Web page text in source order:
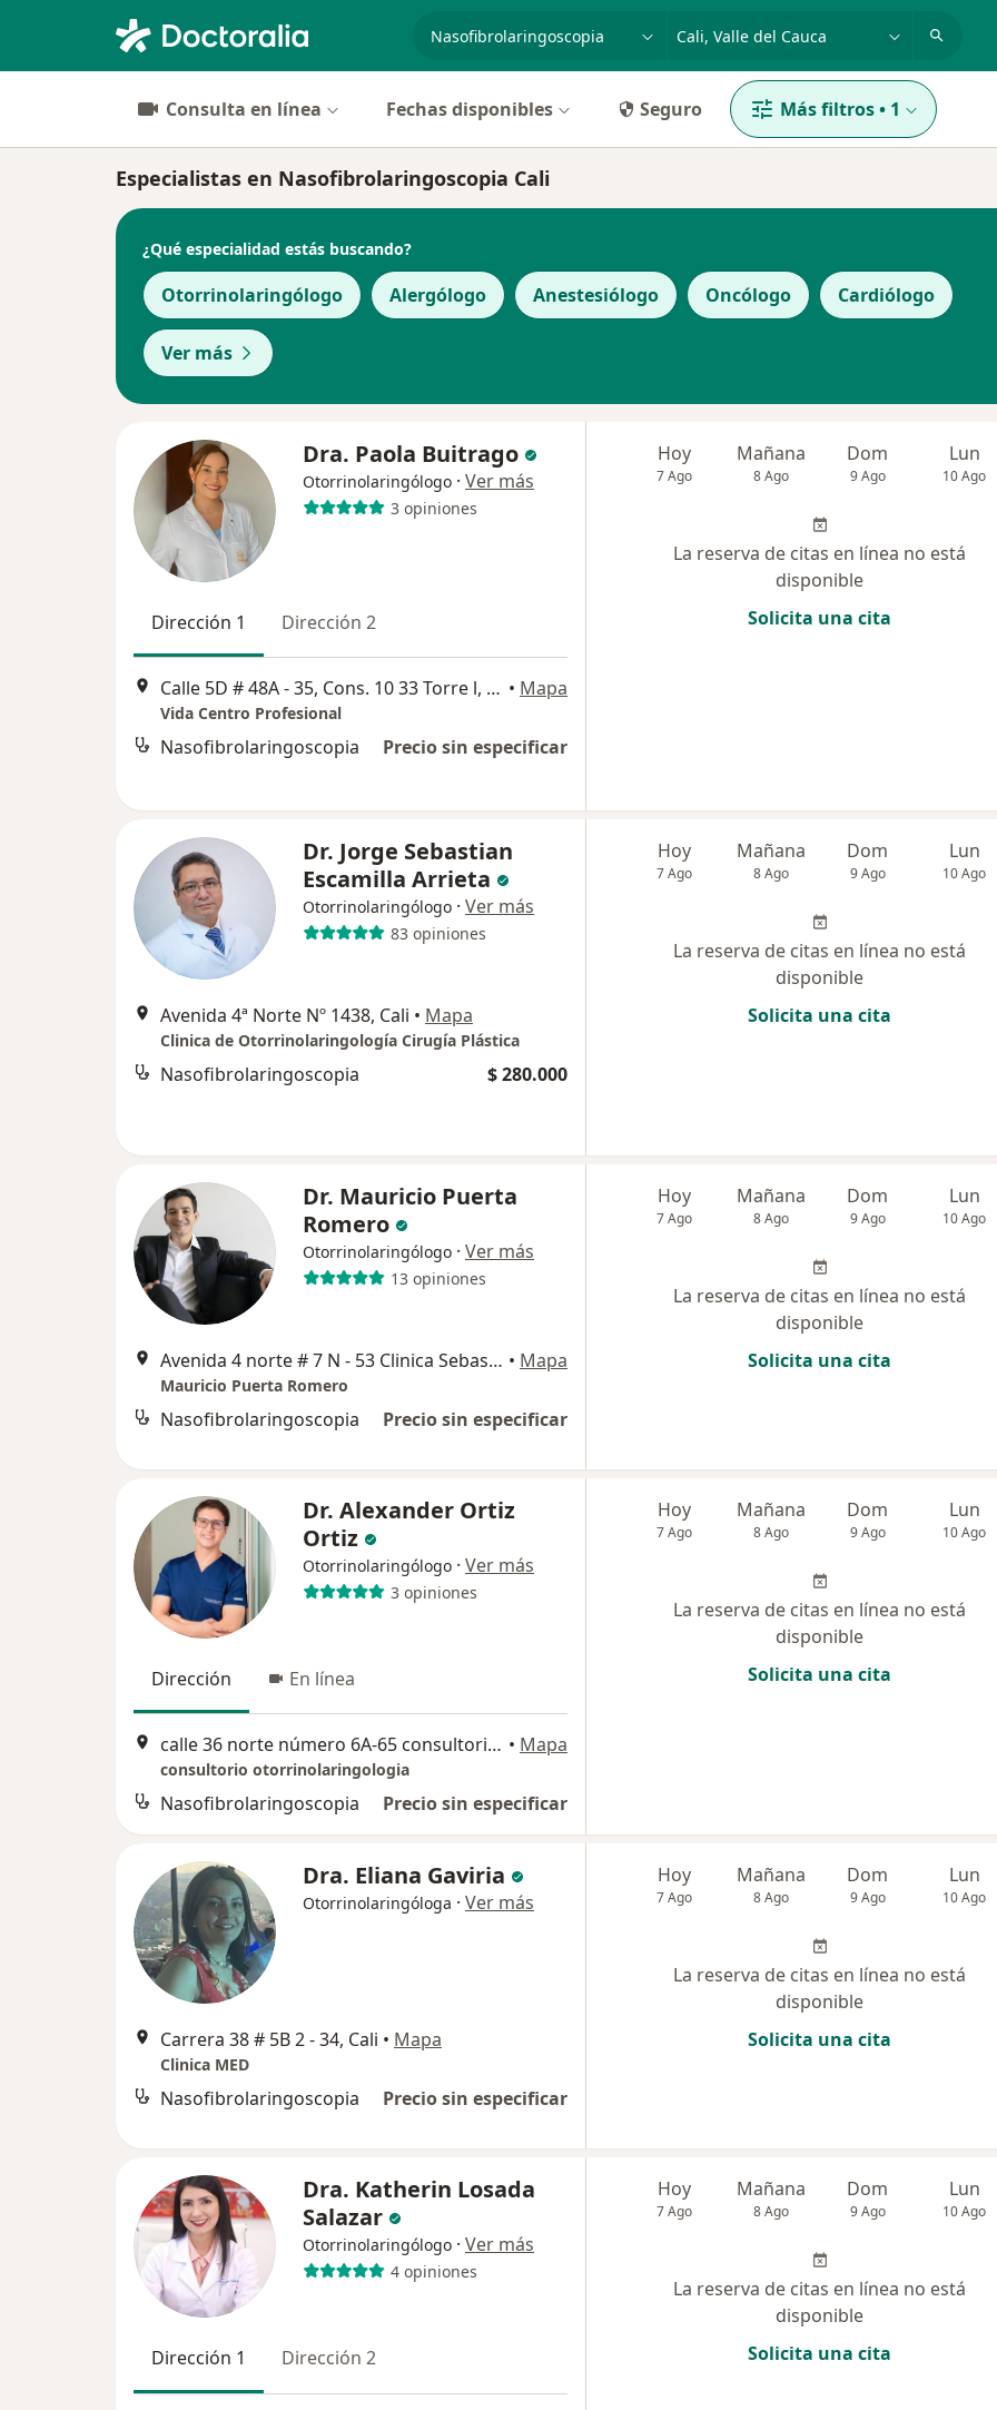
Consulta en línea Fechas disponibles Seguro Más filtros• 1
Especialistas en Nasofibrolaringoscopia Cali
¿Qué especialidad estás buscando?
Otorrinolaringólogo Alergólogo Anestesiólogo Oncólogo Cardiólogo
Ver más
Dra. Paola Buitrago
Otorrinolaringólogo · Ver más
3 opiniones
Dirección 1 Dirección 2
Calle 5D # 48A - 35, Cons. 10 33 Torre l, Cali • Mapa
Vida Centro Profesional
Nasofibrolaringoscopia Precio sin especificar
Hoy
7 Ago
Mañana
8 Ago
Dom
9 Ago
Lun
10 Ago
La reserva de citas en línea no está
disponible
Solicita una cita
Dr. Jorge Sebastian
Escamilla Arrieta
Otorrinolaringólogo · Ver más
83 opiniones
Avenida 4ª Norte Nº 1438, Cali • Mapa
Clinica de Otorrinolaringología Cirugía Plástica
Nasofibrolaringoscopia $ 280.000
Hoy
7 Ago
Mañana
8 Ago
Dom
9 Ago
Lun
10 Ago
La reserva de citas en línea no está
disponible
Solicita una cita
Dr. Mauricio Puerta
Romero
Otorrinolaringólogo · Ver más
13 opiniones
Avenida 4 norte # 7 N - 53 Clinica Sebastián de Belalcázar. Consultorio 1101, Cali • Mapa
Mauricio Puerta Romero
Nasofibrolaringoscopia Precio sin especificar
Hoy
7 Ago
Mañana
8 Ago
Dom
9 Ago
Lun
10 Ago
La reserva de citas en línea no está
disponible
Solicita una cita
Dr. Alexander Ortiz
Ortiz
Otorrinolaringólogo · Ver más
3 opiniones
Dirección En línea
calle 36 norte número 6A-65 consultorio 1116, piso 11, centro comercial pacific mall, world trade center, Cali • Mapa
consultorio otorrinolaringologia
Nasofibrolaringoscopia Precio sin especificar
Hoy
7 Ago
Mañana
8 Ago
Dom
9 Ago
Lun
10 Ago
La reserva de citas en línea no está
disponible
Solicita una cita
Dra. Eliana Gaviria
Otorrinolaringóloga · Ver más
Carrera 38 # 5B 2 - 34, Cali • Mapa
Clinica MED
Nasofibrolaringoscopia Precio sin especificar
Hoy
7 Ago
Mañana
8 Ago
Dom
9 Ago
Lun
10 Ago
La reserva de citas en línea no está
disponible
Solicita una cita
Dra. Katherin Losada
Salazar
Otorrinolaringólogo · Ver más
4 opiniones
Dirección 1 Dirección 2
Hoy
7 Ago
Mañana
8 Ago
Dom
9 Ago
Lun
10 Ago
La reserva de citas en línea no está
disponible
Solicita una cita